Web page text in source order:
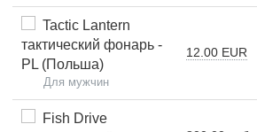
Tactic Lantern
тактический фонарь -
PL (Польша)
Для мужчин
12.00 EUR
Fish Drive